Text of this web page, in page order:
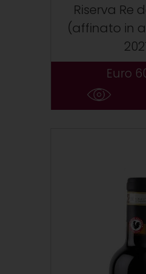
Riserva Re
(affinato in
Euro